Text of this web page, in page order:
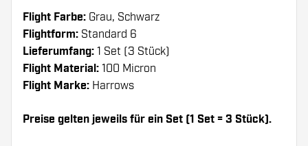
Flight Farbe: Grau, Schwarz
Flightform: Standard 6
Lieferumfang: 1 Set (3 Stück)
Flight Material: 100 Micron
Flight Marke: Harrows
Preise gelten jeweils für ein Set (1 Set = 3 Stück).